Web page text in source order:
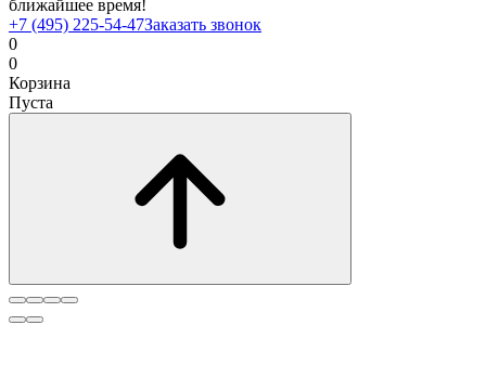
ближайшее время!
+7 (495) 225-54-47Заказать звонок
0
0
Корзина
Пуста